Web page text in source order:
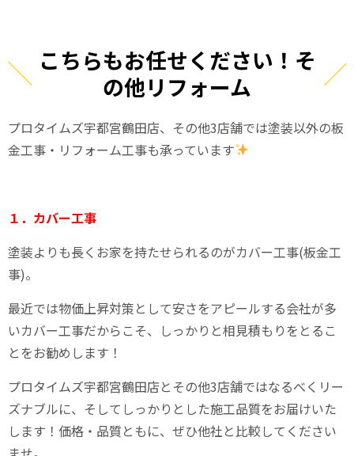
こちらもお任せください！そ
の他リフォーム
プロタイムズ宇都宮鶴田店、その他3店舗では塗装以外の板
金工事・リフォーム工事も承っています
１．カバー工事
塗装よりも長くお家を持たせられるのがカバー工事(板金工
事)。
最近では物価上昇対策として安さをアピールする会社が多
いカバー工事だからこそ、しっかりと相見積もりをとるこ
とをお勧めします！
プロタイムズ宇都宮鶴田店とその他3店舗ではなるべくリー
ズナブルに、そしてしっかりとした施工品質をお届けいた
します！価格・品質ともに、ぜひ他社と比較してください